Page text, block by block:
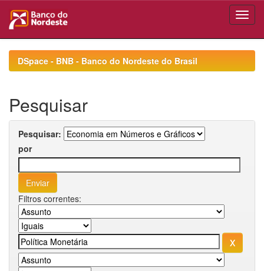
navigationDSpace - BNB - Banco do Nordeste do Brasil
Pesquisar
Pesquisar:
por
Filtros correntes: